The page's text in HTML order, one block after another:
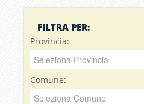
FILTRA PER:
Provincia:
Comune: